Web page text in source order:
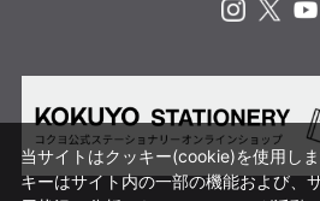
当サイトはクッキー(cookie)を使用し
キーはサイト内の一部の機能および、